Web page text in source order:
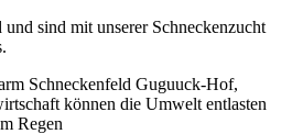
sind mit unserer Schneckenzucht
Regen